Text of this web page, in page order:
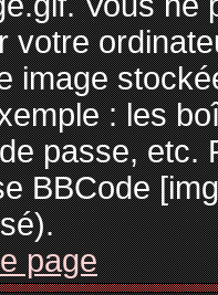
votre
image
: les
passe, etc.
BBCode
page